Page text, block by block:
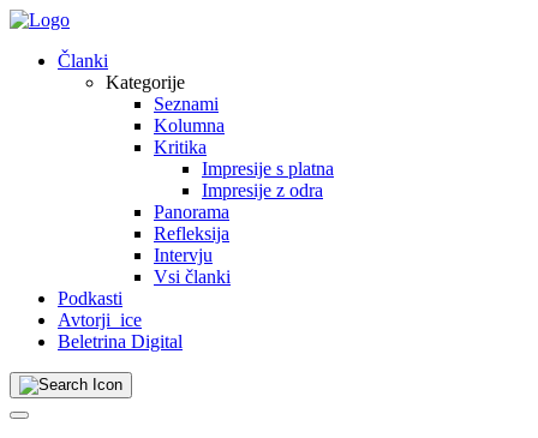
Skip
contentČlanki
Kategorije
Seznami
Kolumna
Kritika
Impresije s platna
Impresije z odra
Panorama
Refleksija
Intervju
Vsi članki
Podkasti
Avtorji_ice
Beletrina Digital